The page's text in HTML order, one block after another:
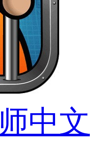
中文